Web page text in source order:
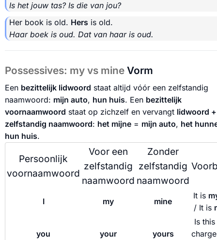
Is het jouw tas? Is die van jou?
Her book is old. Hers is old.
Haar boek is oud. Dat van haar is oud.
Possessives: my vs mine Vorm
Een bezittelijk lidwoord staat altijd vóór een zelfstandig
naamwoord: mijn auto, hun huis. Een bezittelijk
voornaamwoord staat op zichzelf en vervangt lidwoord +
zelfstandig naamwoord: het mijne = mijn auto, het
hun huis.
Persoonlijk
voornaamwoord
Voor een
zelfstandig
naamwoord
Zonder
zelfstandig
naamwoord
I my mine
It is
/ It is
you your yours
Is this